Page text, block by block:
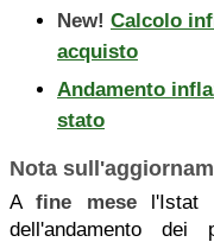
New! Calcolo
acquisto
Andamento
stato
Nota
Afine mesel'Istat
dell'andamento